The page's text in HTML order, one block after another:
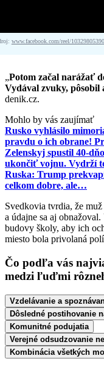
www.facebook.com/reel/
„Potom začal narážať
Vydával zvuky, pôsobil
denik.cz.
Mohlo by vás zaujímať
Rusko vyhlásilo
pravdu o ich obrane!
Zelenskyj spustil 40-
ukončiť vojnu. Vydrží
Ruska: Trump
celkom dobre, ale…
Svedkovia tvrdia, že muž
a údajne sa aj
budovy školy, aby ich
miesto bola privolaná
Čo podľa vás
medzi ľuďmi
Vzdelávanie a
Dôsledné postihovanie
Komunitné podujatia
Verejné odsudzovanie
Kombinácia všetkých